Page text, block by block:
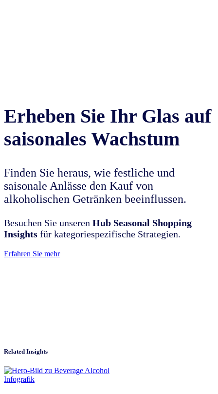
Erheben Sie Ihr Glas auf
saisonales Wachstum
Finden Sie heraus, wie festliche und
saisonale Anlässe den Kauf von
alkoholischen Getränken beeinflussen.
Besuchen Sie unseren Hub Seasonal Shopping
Insights für kategoriespezifische Strategien.
Erfahren Sie mehr
Related Insights
Infografik